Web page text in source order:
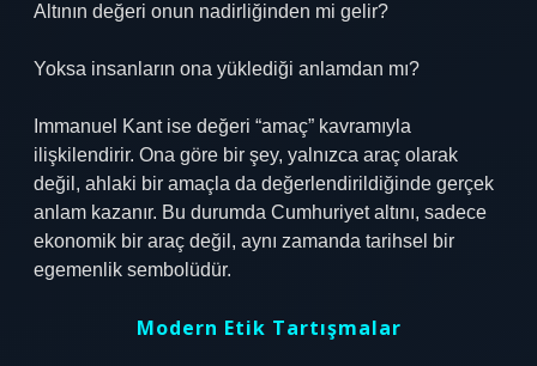
Altının değeri onun nadirliğinden mi gelir?
Yoksa insanların ona yüklediği anlamdan mı?
Immanuel Kant ise değeri “amaç” kavramıyla
ilişkilendirir. Ona göre bir şey, yalnızca araç olarak
değil, ahlaki bir amaçla da değerlendirildiğinde gerçek
anlam kazanır. Bu durumda Cumhuriyet altını, sadece
ekonomik bir araç değil, aynı zamanda tarihsel bir
egemenlik sembolüdür.
Modern Etik Tartışmalar